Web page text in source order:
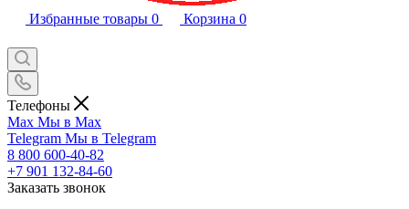
Избранные товары 0 Корзина 0
Телефоны
Max Мы в Max
Telegram Мы в Telegram
8 800 600-40-82
+7 901 132-84-60
Заказать звонок